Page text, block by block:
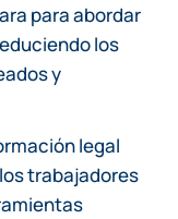
para abordar
los
y
legal
trabajadores